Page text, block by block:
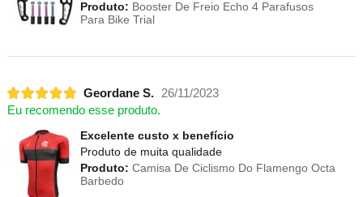
Produto: Booster De Freio Echo 4 Parafusos
Para Bike Trial
Geordane S.
26/11/2023
Eu recomendo esse produto.
Excelente custo x benefício
Produto de muita qualidade
Produto: Camisa De Ciclismo Do Flamengo Octa
Barbedo